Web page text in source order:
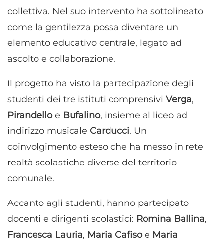
collettiva. Nel suo intervento ha sottolineato
come la gentilezza possa diventare un
elemento educativo centrale, legato ad
ascolto e collaborazione.
Il progetto ha visto la partecipazione degli
studenti dei tre istituti comprensivi Verga,
Pirandelloe Bufalino, insieme al liceo ad
indirizzo musicale Carducci. Un
coinvolgimento esteso che ha messo in rete
realtà scolastiche diverse del territorio
comunale.
Accanto agli studenti, hanno partecipato
docenti e dirigenti scolastici: Romina Ballina,
Francesca Lauria, Maria Cafisoe Maria